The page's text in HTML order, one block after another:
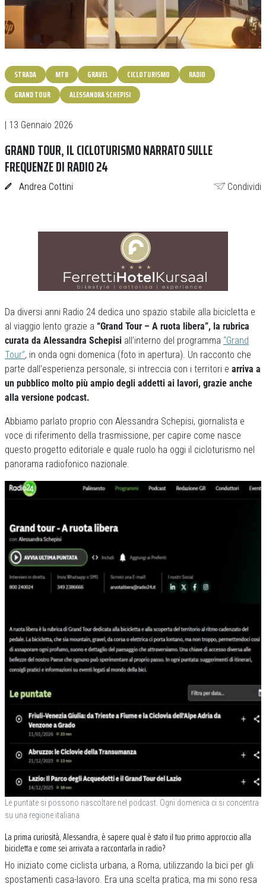
STRADA MTB GRAVEL CICLOTURISMO
RADIO
GRAND TOUR
ALESSANDRA SCHEPISI
| 13 Gennaio 2026
GRAND TOUR, IL CICLOTURISMO NARRATO SULLE
FREQUENZE DI RADIO 24
Andrea Cottini Condividi
Da diversi anni Radio 24 dedica uno spazio stabile alla bicicletta e
al viaggio lento grazie a “Grand Tour – A ruota libera”, la rubrica
curata da Alessandra Schepisi all’interno del programma “Grand
Tour”, in onda ogni domenica (foto in apertura). Un racconto che
parte dall’esperienza personale, si intreccia con i territori e arriva a
un pubblico molto più ampio degli addetti ai lavori, grazie anche
alla versione podcast.
Abbiamo parlato proprio con Alessandra Schepisi, giornalista e
voce di riferimento della trasmissione, per capire come nasce
questo progetto editoriale e quale ruolo ha oggi il cicloturismo nel
panorama radiofonico nazionale.
Le puntate si possono riascoltare nel podcast. Ogni domenica ci si concentra
su una regione italiana
La prima curiosità, Alessandra, è sapere qual è stato il tuo primo approccio alla
bicicletta e come sei arrivata a raccontarla in radio?
Ho iniziato come ciclista urbana, a Roma, utilizzando la bici per gli
spostamenti casa-lavoro. Era una scelta pratica, ma mi sono resa